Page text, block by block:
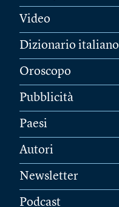
Video
Dizionario italiano
Oroscopo
Pubblicità
Paesi
Autori
Newsletter
Podcast